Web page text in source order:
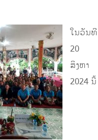
ໃນວັນທີ
20
ສິງຫາ
2024 ນີ້